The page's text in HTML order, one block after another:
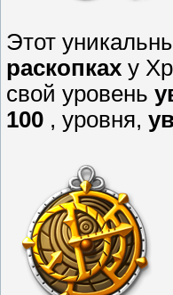
Этот
раскопках у
свой уровень
100 , уровня,